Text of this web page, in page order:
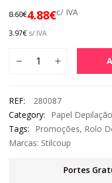
8.60€4.88€c/ IVA
3.97€ s/ IVA
REF:
280087
Category:
Papel Depilação
Tags:
Promoções, Rolo
Marcas: Stilcoup
Portes